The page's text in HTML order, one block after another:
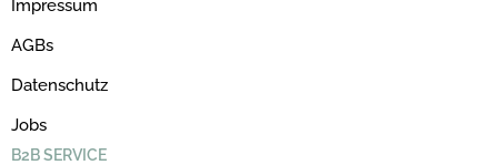
Impressum
AGBs
Datenschutz
Jobs
B2B SERVICE